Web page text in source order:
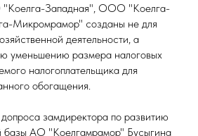
Западная", ООО "Коелга-
созданы не для
деятельности, а
уменьшению размера налоговых
налогоплательщика для
обогащения.
замдиректора по развитию
базы АО "Коелгамрамор" Бусыгина